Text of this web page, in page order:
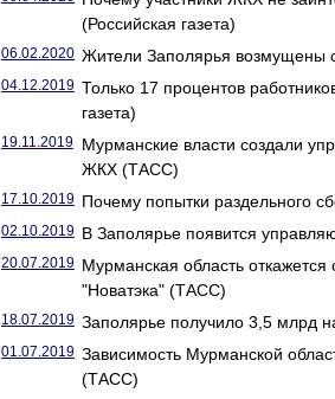
(Российская газета)
06.02.2020 Жители Заполярья возмущены
04.12.2019 Только 17 процентов
газета)
19.11.2019 Мурманские власти создали
ЖКХ (ТАСС)
17.10.2019 Почему попытки раздельного
02.10.2019 В Заполярье появится
20.07.2019 Мурманская область
"Новатэка" (ТАСС)
18.07.2019 Заполярье получило 3,5 млрд
01.07.2019 Зависимость Мурманской
(ТАСС)